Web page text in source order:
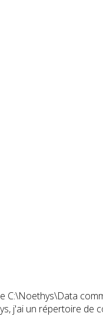
C:\Noethys\Data
j'ai un répertoire